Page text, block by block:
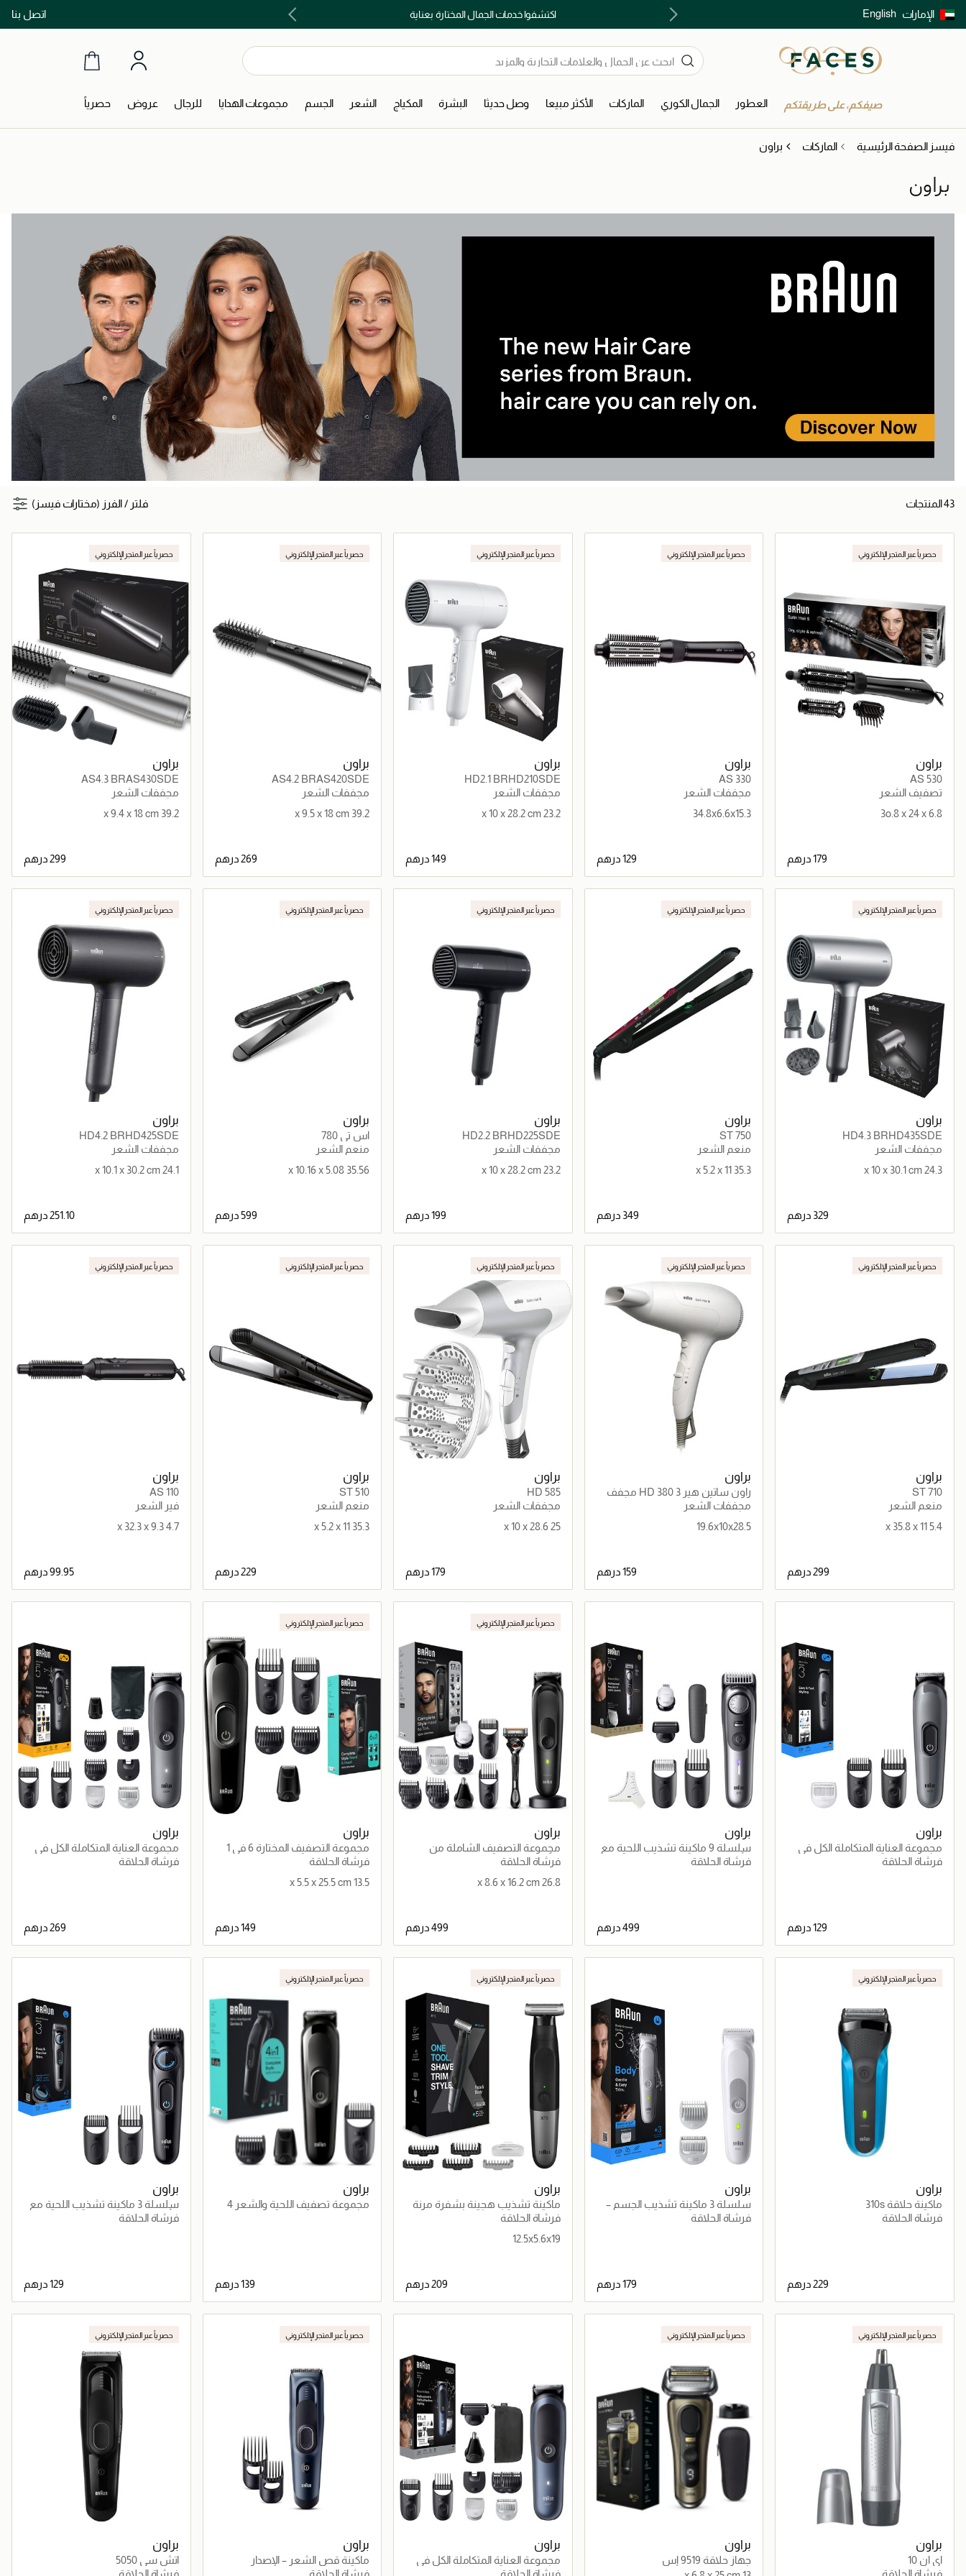
الإمارات English اتصل بنااشتري الآن و ادفع لاحقاً مع تابي و تمارا! اكتشفوا خدمات الجمال المختارة بعناية توصيل سريع على جميع الطلبات ما فوق 299 درهم
صيفكم، على طريقتكم العطور الجمال الكوري الماركات الأكثر مبيعا وصل حديثا البشرة المكياج الشعر الجسم مجموعات الهدايا للرجال عروض حصرياً
فيسز الصفحة الرئيسية الماركات براون
براون
43 المنتجات فلتر /الفرز (مختارات فيسز)
حصرياً عبر المتجر الإلكتروني
براون
AS 530
تصفيف الشعر
3o.8 x 24 x 6.8
جاري تحميل التفاصيل
حصرياً عبر المتجر الإلكتروني
براون
AS 330
مجففات الشعر
34.8x6.6x15.3
جاري تحميل التفاصيل
حصرياً عبر المتجر الإلكتروني
براون
HD2.1 BRHD210SDE
مجففات الشعر
23.2 x 10 x 28.2 cm
جاري تحميل التفاصيل
حصرياً عبر المتجر الإلكتروني
براون
AS4.2 BRAS420SDE
مجففات الشعر
39.2 x 9.5 x 18 cm
جاري تحميل التفاصيل
حصرياً عبر المتجر الإلكتروني
براون
AS4.3 BRAS430SDE
مجففات الشعر
39.2 x 9.4 x 18 cm
جاري تحميل التفاصيل
حصرياً عبر المتجر الإلكتروني
براون
HD4.3 BRHD435SDE
مجففات الشعر
24.3 x 10 x 30.1 cm
جاري تحميل التفاصيل
حصرياً عبر المتجر الإلكتروني
براون
ST 750
منعم الشعر
35.3 x 5.2 x 11
جاري تحميل التفاصيل
حصرياً عبر المتجر الإلكتروني
براون
HD2.2 BRHD225SDE
مجففات الشعر
23.2 x 10 x 28.2 cm
جاري تحميل التفاصيل
حصرياً عبر المتجر الإلكتروني
براون
اس تي 780
منعم الشعر
35.56 x 10.16 x 5.08
جاري تحميل التفاصيل
حصرياً عبر المتجر الإلكتروني
براون
HD4.2 BRHD425SDE
مجففات الشعر
24.1 x 10.1 x 30.2 cm
جاري تحميل التفاصيل
حصرياً عبر المتجر الإلكتروني
براون
ST 710
منعم الشعر
5.4 x 35.8 x 11
جاري تحميل التفاصيل
حصرياً عبر المتجر الإلكتروني
براون
راون ساتين هير 3 HD 380 مجفف
شعر مع وظيفة ايونيك
مجففات الشعر
19.6x10x28.5
جاري تحميل التفاصيل
حصرياً عبر المتجر الإلكتروني
براون
HD 585
مجففات الشعر
25 x 10 x 28.6
جاري تحميل التفاصيل
حصرياً عبر المتجر الإلكتروني
براون
ST 510
منعم الشعر
35.3 x 5.2 x 11
جاري تحميل التفاصيل
حصرياً عبر المتجر الإلكتروني
براون
AS 110
فير الشعر
4.7 x 32.3 x 9.3
جاري تحميل التفاصيل
براون
مجموعة العناية المتكاملة الكل في
واحد 4-في-1 – AIO 3500
فرشاة الحلاقة
جاري تحميل التفاصيل
براون
سلسلة 9 ماكينة تشذيب اللحية مع
7 أدوات حلاقة احترافية – BT 9520
فرشاة الحلاقة
جاري تحميل التفاصيل
حصرياً عبر المتجر الإلكتروني
براون
مجموعة التصفيف الشاملة من
الرأس حتى القدم 17 في 1
فرشاة الحلاقة
26.8 x 8.6 x 16.2 cm
جاري تحميل التفاصيل
حصرياً عبر المتجر الإلكتروني
براون
مجموعة التصفيف المختارة 6 في 1
فرشاة الحلاقة
13.5 x 5.5 x 25.5 cm
جاري تحميل التفاصيل
براون
مجموعة العناية المتكاملة الكل في
واحد 11-في-1 – AIO 5560
فرشاة الحلاقة
جاري تحميل التفاصيل
حصرياً عبر المتجر الإلكتروني
براون
ماكينة حلاقة 310s
فرشاة الحلاقة
جاري تحميل التفاصيل
براون
سلسلة 3 ماكينة تشذيب الجسم –
BG3530
فرشاة الحلاقة
جاري تحميل التفاصيل
حصرياً عبر المتجر الإلكتروني
براون
ماكينة تشذيب هجينة بشفرة مرنة
رباعية الأبعاد
فرشاة الحلاقة
12.5x5.6x19
جاري تحميل التفاصيل
حصرياً عبر المتجر الإلكتروني
براون
مجموعة تصفيف اللحية والشعر 4
جاري تحميل التفاصيل
براون
سلسلة 3 ماكينة تشذيب اللحية مع
3 أدوات تصفيف – BT 3520
فرشاة الحلاقة
جاري تحميل التفاصيل
حصرياً عبر المتجر الإلكتروني
براون
اي ان 10
حصرياً عبر المتجر الإلكتروني
براون
جهاز حلاقة 9519 إس
براون
مجموعة العناية المتكاملة الكل في
واحد 11-في-1 – AIO7540
حصرياً عبر المتجر الإلكتروني
براون
ماكينة قص الشعر – الإصدار
الخامس
حصرياً عبر المتجر الإلكتروني
براون
اتش سي 5050